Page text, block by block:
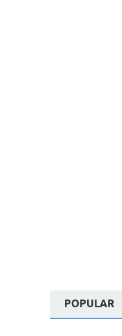
POPULAR